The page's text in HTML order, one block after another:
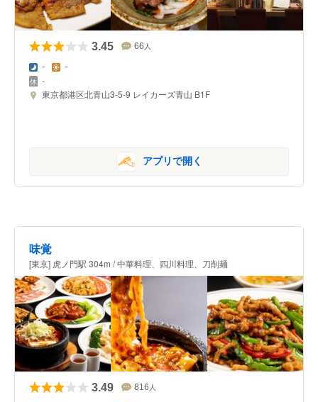
3.45 66 人
- -
-
東京都港区北青山3-5-9 レイカーズ青山 B1F
アプリで開く
味覚
[東京] 虎ノ門駅 304m / 中華料理、四川料理、刀削麺
3.49 816 人